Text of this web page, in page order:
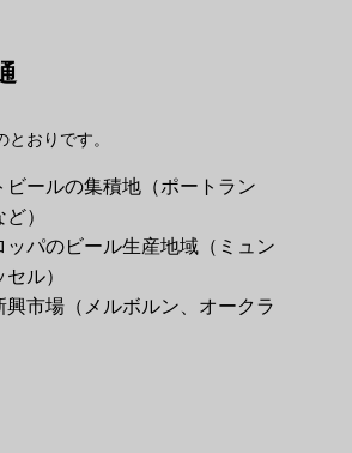
おりです。
ールの集積地（ポートラン
）
パのビール生産地域（ミュン
ル）
市場（メルボルン、オークラ